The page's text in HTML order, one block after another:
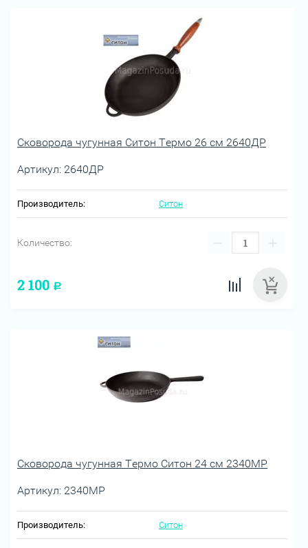
Сковорода чугунная Ситон Термо 26 см 2640ДР
Артикул: 2640ДР
Производитель: Ситон
Количество: − +
2 100 Р
Сковорода чугунная Термо Ситон 24 см 2340МР
Артикул: 2340МР
Производитель: Ситон